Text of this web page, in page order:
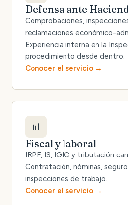
Defensa ante
Comprobaciones,
reclamaciones económico-
Experiencia interna en la
procedimiento desde dentro.
Conocer el servicio
📊
Fiscal y laboral
IRPF, IS, IGIC y tributación
Contratación, nóminas,
inspecciones de trabajo.
Conocer el servicio